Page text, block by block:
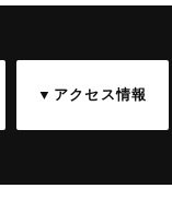
▼アクセス情報